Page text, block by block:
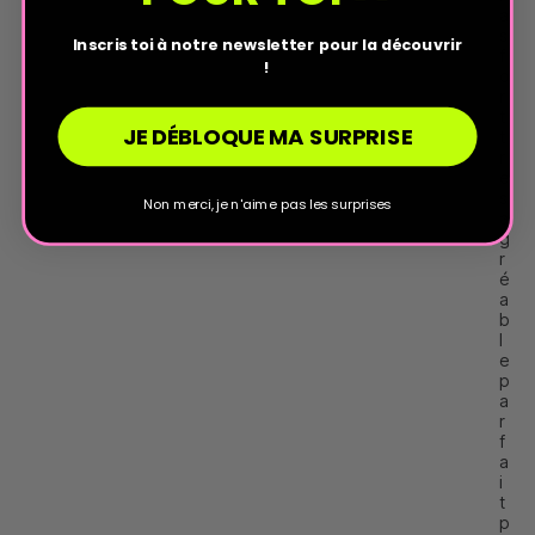
a
g
r
é
a
b
l
e
p
a
r
f
a
i
t
p
Inscris toi à notre newsletter pour la découvrir
!
JE DÉBLOQUE MA SURPRISE
Non merci, je n'aime pas les surprises